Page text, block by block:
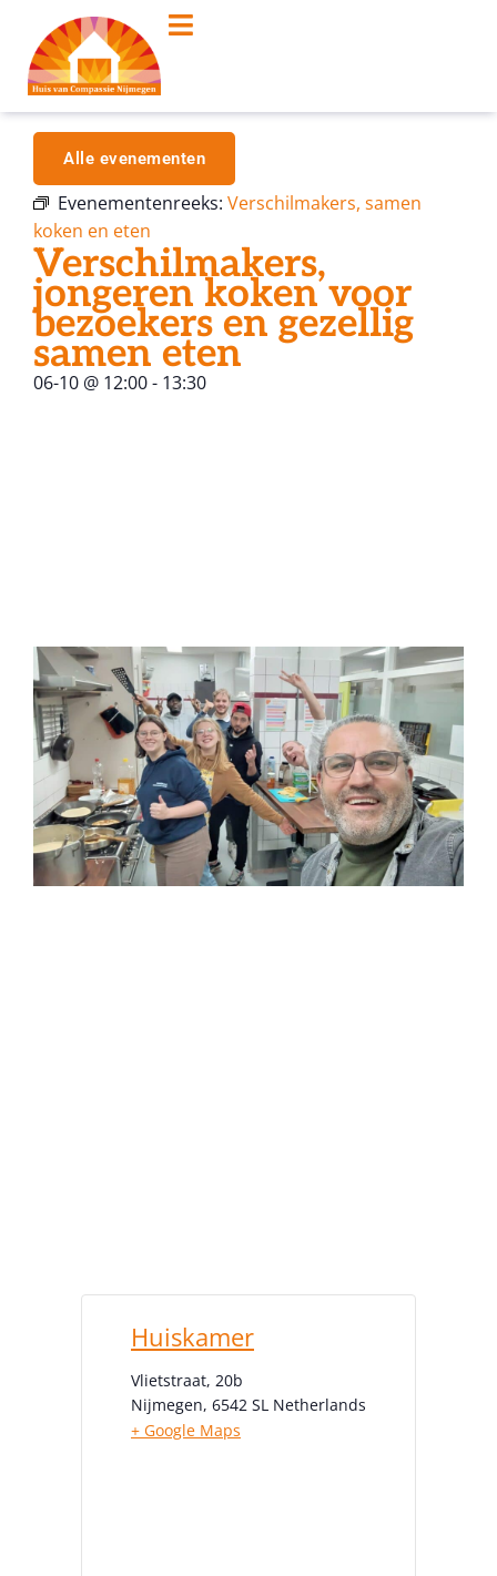
Alle evenementen
Evenementenreeks: Verschilmakers, samen
koken en eten
Verschilmakers,
jongeren koken voor
bezoekers en gezellig
samen eten
06-10 @ 12:00- 13:30
Huiskamer
Vlietstraat, 20b
Nijmegen, 6542 SL Netherlands
+ Google Maps